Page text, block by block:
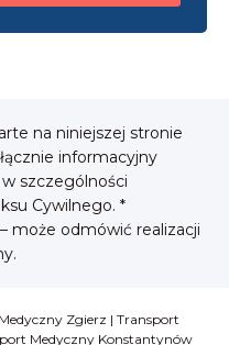
na niniejszej stronie
informacyjny
szczególności
Cywilnego. *
może odmówić realizacji
Zgierz | Transport
Medyczny Konstantynów